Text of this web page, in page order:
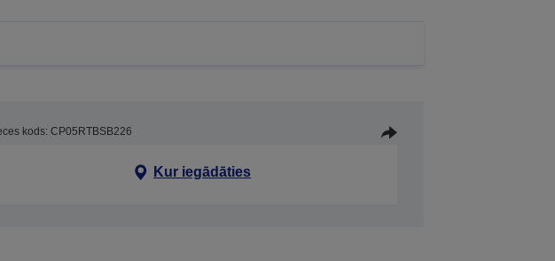
kods: CP05RTBSB226
Kur iegādāties